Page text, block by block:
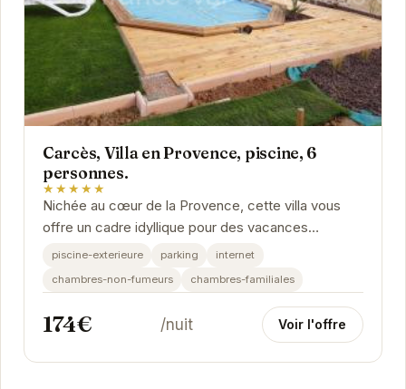
Carcès, Villa en Provence, piscine, 6
personnes.
★★★★★
Nichée au cœur de la Provence, cette villa vous
offre un cadre idyllique pour des vacances
inoubliables. Profitez de la piscine privée, du
piscine-exterieure parking
internet
chambres-non-fumeurs
chambres-familiales
174€ /nuit Voir l'offre